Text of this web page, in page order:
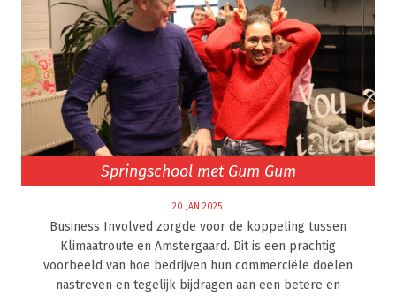
Springschool met Gum Gum
20 JAN 2025
Business Involved zorgde voor de koppeling tussen
Klimaatroute en Amstergaard. Dit is een prachtig
voorbeeld van hoe bedrijven hun commerciële doelen
nastreven en tegelijk bijdragen aan een betere en